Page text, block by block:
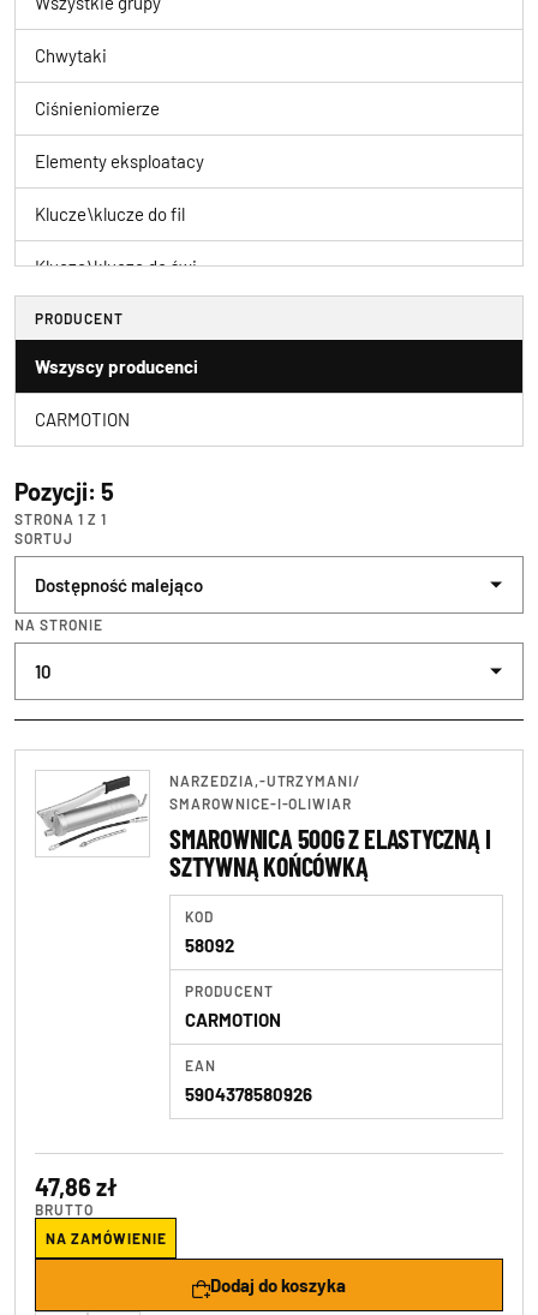
Pozycji: 5
STRONA 1 Z 1
SORTUJ
NA STRONIE
NARZEDZIA,-UTRZYMANI/
SMAROWNICE-I-OLIWIAR
SMAROWNICA 500G Z ELASTYCZNĄ I
SZTYWNĄ KOŃCÓWKĄ
KOD
58092
PRODUCENT
CARMOTION
EAN
5904378580926
47,86 zł
BRUTTO
NA ZAMÓWIENIE
Dodaj do koszyka
Chwytaki
Ciśnieniomierze
Elementy eksploatacy
Klucze\klucze do fil
Klucze\klucze do świ
Klucze\klucze dynamo
Klucze\klucze gięte
Klucze\klucze imbuso
Klucze\klucze krzyża
Klucze\klucze płaski
Klucze\klucze telesk
Klucze\klucze wielof
Pneumatyczne
Podnośniki i podpory
Rękawice robocze
Skrzynki i wózki nar
PRODUCENT
Wszyscy producenci
CARMOTION